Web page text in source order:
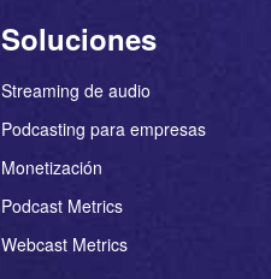
Soluciones
Streaming de audio
Podcasting para empresas
Monetización
Podcast Metrics
Webcast Metrics